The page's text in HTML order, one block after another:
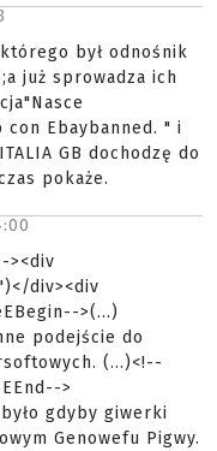
był odnośnik
już sprowadza ich
Ebaybanned. " i
GB dochodzę do
pokaże.
><div
div><div
>(...)
podejście do
(...)<!--
>
gdyby giwerki
Genowefu Pigwy.